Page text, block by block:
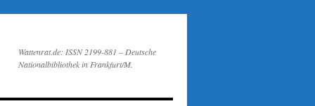
Wattenrat.de: ISSN 2199-881 – Deutsche
Nationalbibliothek in Frankfurt/M.